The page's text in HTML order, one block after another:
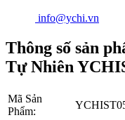
info@ychi.vn
Thông số sản
Tự Nhiên
Mã Sản
Phẩm: